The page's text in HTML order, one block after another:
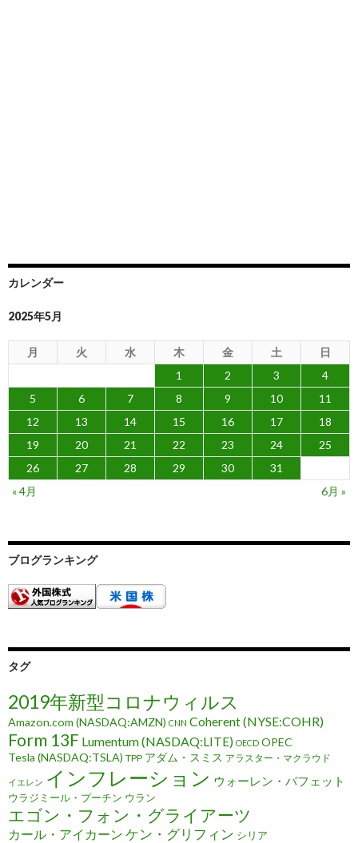
カレンダー
2025年5月
月 火 水 木 金 土
日
1
2 3
4
5
6 7 8 9 10
11
12
13 14 15 16 17
18
19
20 21 22 23 24
25
26
27 28 29 30
31
« 4月
6月 »
ブログランキング
タグ
2019年新型コロナウィルス
Amazon.com (NASDAQ:AMZN) CNN Coherent (NYSE:COHR)
Form 13F Lumentum (NASDAQ:LITE) OECD OPEC
Tesla (NASDAQ:TSLA) TPP アダム・スミス アラスター・マクラウド
イエレン インフレーション ウォーレン・バフェット
ウラジミール・プーチン ウラン
エゴン・フォン・グライアーツ
カール・アイカーン ケン・グリフィン シリア